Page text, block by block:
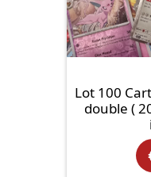
Lot 100
double (